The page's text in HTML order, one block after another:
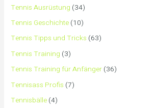
Tennis Ausrüstung (34)
Tennis Geschichte (10)
Tennis Tipps und Tricks (63)
Tennis Training (3)
Tennis Training für Anfänger (36)
Tennisass Profis (7)
Tennisbälle (4)